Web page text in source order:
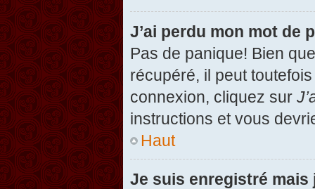
J’ai perdu mon mot de
Pas de panique! Bien
récupéré, il peut
connexion, cliquez sur
instructions et vous
Haut
Je suis enregistré mais